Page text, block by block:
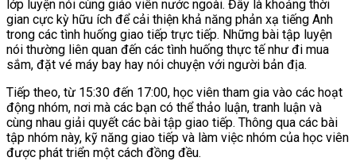
lớp luyện nói cùng giáo viên nước ngoài. Đây là khoảng thời
gian cực kỳ hữu ích để cải thiện khả năng phản xạ tiếng Anh
trong các tình huống giao tiếp trực tiếp. Những bài tập luyện
nói thường liên quan đến các tình huống thực tế như đi mua
sắm, đặt vé máy bay hay nói chuyện với người bản địa.
Tiếp theo, từ 15:30 đến 17:00, học viên tham gia vào các hoạt
động nhóm, nơi mà các bạn có thể thảo luận, tranh luận và
cùng nhau giải quyết các bài tập giao tiếp. Thông qua các bài
tập nhóm này, kỹ năng giao tiếp và làm việc nhóm của học viên
được phát triển một cách đồng đều.